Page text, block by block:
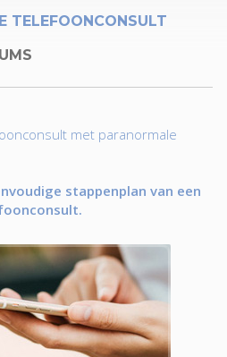
TELEFOONCONSULT
met paranormale
stappenplan van een